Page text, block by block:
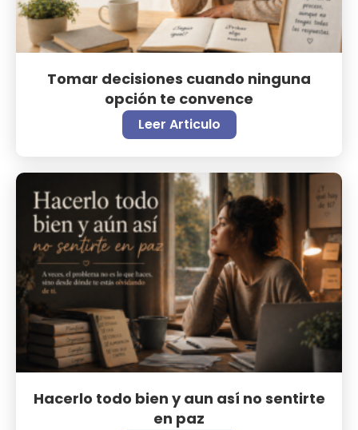
Tomar decisiones cuando ninguna
opción te convence
Leer Articulo
Hacerlo todo bien y aun así no sentirte
en paz